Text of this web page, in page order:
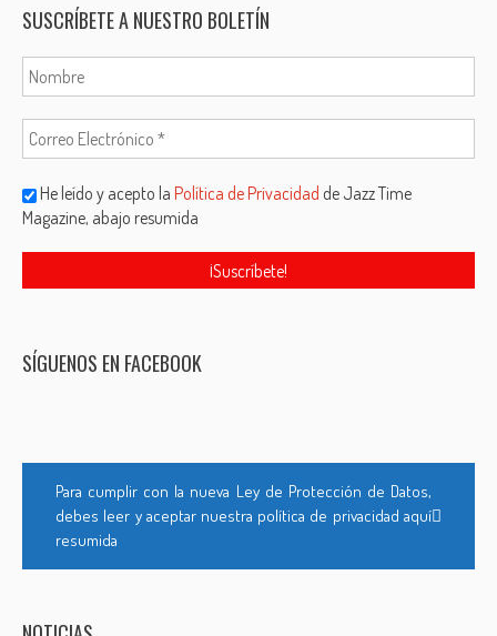
SUSCRÍBETE A NUESTRO BOLETÍN
He leído y acepto laPolítica de Privacidad de Jazz Time
Magazine, abajo resumida
SÍGUENOS EN FACEBOOK
Para cumplir con la nueva Ley de Protección de Datos,
debes leer y aceptar nuestra política de privacidad aquí
resumida